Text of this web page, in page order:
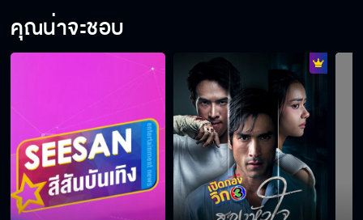
ซีน จะมาพร้อมคำตอบแบบไหน
เรื่องของคนอื่นผมก็อยากรู้ เพราะงั้นต้องรอดู
เรื่องของรอนนะครับ
มิ้นต์ พร้อมตอบคำถาม ของทุกคนแล้วนะ
คุณน่าจะชอบ